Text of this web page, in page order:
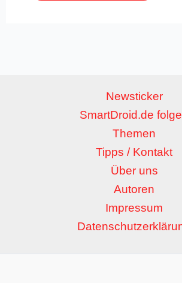
Newsticker
SmartDroid.de
Themen
Tipps / Kontakt
Über uns
Autoren
Impressum